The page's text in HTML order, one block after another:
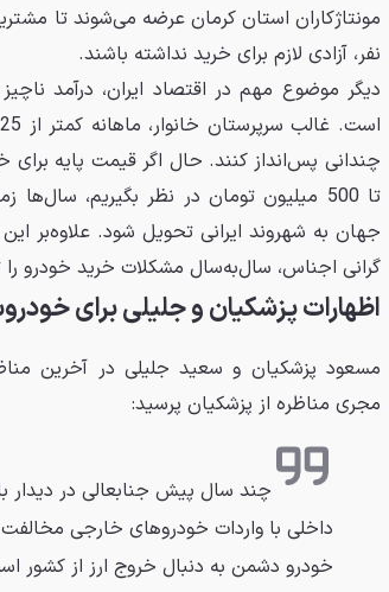
نفر، آزادی لازم برای خرید نداشته باشند.
دیگر موضوع مهم در اقتصاد ایران، درآمد
تا 500 میلیون تومان در نظر بگیریم،
جهان به شهروند ایرانی تحویل شود. علاوه‌بر
گرانی اجناس، سال‌به‌سال مشکلات خرید خودرو
اظهارات پزشکیان و جلیلی برای
مسعود پزشکیان و سعید جلیلی در آخرین
مجری مناظره از پزشکیان پرسید:
چند سال پیش جنابعالی در دیدار
داخلی با واردات خودروهای خارجی مخالفت
خودرو دشمن به دنبال خروج ارز از کشور است